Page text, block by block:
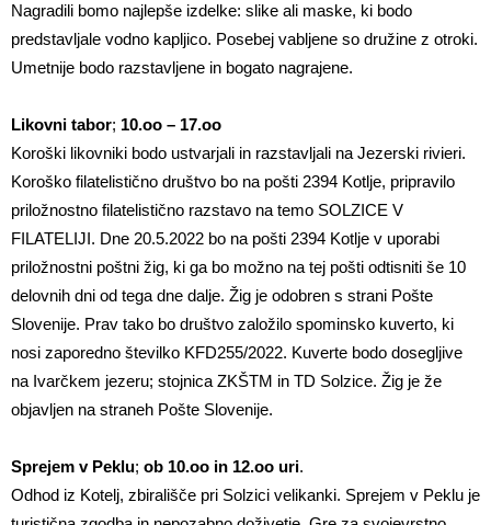
Nagradili bomo najlepše izdelke: slike ali maske, ki bodo
predstavljale vodno kapljico. Posebej vabljene so družine z otroki.
Umetnije bodo razstavljene in bogato nagrajene.
Likovni tabor; 10.oo – 17.oo
Koroški likovniki bodo ustvarjali in razstavljali na Jezerski rivieri.
Koroško filatelistično društvo bo na pošti 2394 Kotlje, pripravilo
priložnostno filatelistično razstavo na temo SOLZICE V
FILATELIJI. Dne 20.5.2022 bo na pošti 2394 Kotlje v uporabi
priložnostni poštni žig, ki ga bo možno na tej pošti odtisniti še 10
delovnih dni od tega dne dalje. Žig je odobren s strani Pošte
Slovenije. Prav tako bo društvo založilo spominsko kuverto, ki
nosi zaporedno številko KFD255/2022. Kuverte bodo dosegljive
na Ivarčkem jezeru; stojnica ZKŠTM in TD Solzice. Žig je že
objavljen na straneh Pošte Slovenije.
Sprejem v Peklu; ob 10.oo in 12.oo uri.
Odhod iz Kotelj, zbirališče pri Solzici velikanki. Sprejem v Peklu je